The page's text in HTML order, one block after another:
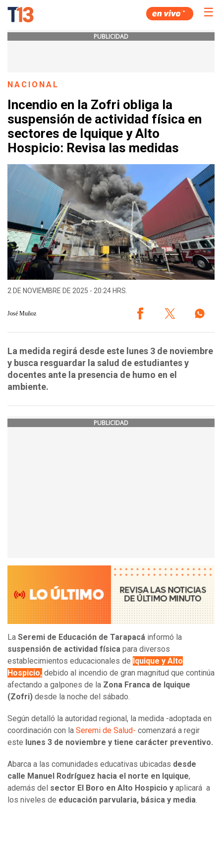
☰
PUBLICIDAD
NACIONAL
Incendio en la Zofri obliga la
suspensión de actividad física en
sectores de Iquique y Alto
Hospicio: Revisa las medidas
2 DE NOVIEMBRE DE 2025 - 20:24 HRS.
José Muñoz
La medida regirá desde este lunes 3 de noviembre
y busca resguardar la salud de estudiantes y
docentes ante la presencia de humo en el
ambiente.
PUBLICIDAD
La Seremi de Educación de Tarapacá informó la
suspensión de actividad física para diversos
establecimientos educacionales de Iquique y Alto
Hospicio, debido al incendio de gran magnitud que continúa
afectando a galpones de la Zona Franca de Iquique
(Zofri) desde la noche del sábado.
Según detalló la autoridad regional, la medida -adoptada en
coordinación con la Seremi de Salud- comenzará a regir
este lunes 3 de noviembre y tiene carácter preventivo.
Abarca a las comunidades educativas ubicadas desde
calle Manuel Rodríguez hacia el norte en Iquique,
además del sector El Boro en Alto Hospicio y aplicará a
los niveles de educación parvularia, básica y media.